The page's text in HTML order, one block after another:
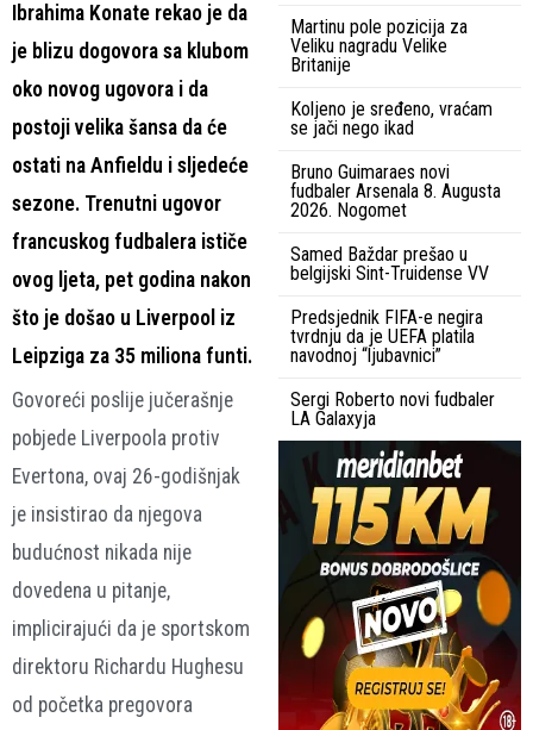
Ibrahima Konate rekao je da
je blizu dogovora sa klubom
oko novog ugovora i da
postoji velika šansa da će
ostati na Anfieldu i sljedeće
sezone. Trenutni ugovor
francuskog fudbalera ističe
ovog ljeta, pet godina nakon
što je došao u Liverpool iz
Leipziga za 35 miliona funti.
Govoreći poslije jučerašnje
pobjede Liverpoola protiv
Evertona, ovaj 26-godišnjak
je insistirao da njegova
budućnost nikada nije
dovedena u pitanje,
implicirajući da je sportskom
direktoru Richardu Hughesu
od početka pregovora
Martinu pole pozicija za
Veliku nagradu Velike
Britanije
Koljeno je sređeno, vraćam
se jači nego ikad
Bruno Guimaraes novi
fudbaler Arsenala 8. Augusta
2026. Nogomet
Samed Baždar prešao u
belgijski Sint-Truidense VV
Predsjednik FIFA-e negira
tvrdnju da je UEFA platila
navodnoj “ljubavnici”
Sergi Roberto novi fudbaler
LA Galaxyja